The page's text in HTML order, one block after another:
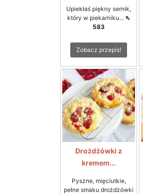
Upiekłaś piękny sernik,
który w piekarniku... ⇖
583
Zobacz przepis!
Drożdżówki z
kremem...
Pyszne, mięciutkie,
pełne smaku drożdżówki